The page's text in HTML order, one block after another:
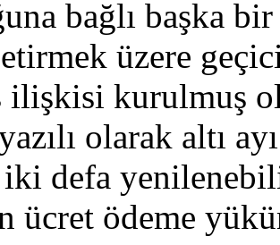
bağlı başka
üzere
ilişkisi kurulmuş
olarak altı
iki defa
ücret ödeme